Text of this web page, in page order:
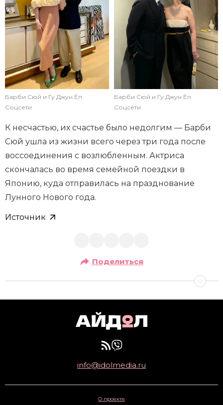
Барби Сюй и Гу Джун Ёп
Соцсети
Барби Сюй и Гу Джун Ёп
Соцсети
К несчастью, их счастье было недолгим — Барби
Сюй ушла из жизни всего через три года после
воссоединения с возлюбленным. Актриса
скончалась во время семейной поездки в
Японию, куда отправилась на празднование
Лунного Нового года.
Источник
Поделиться
info@idolmedia.ru
О проекте